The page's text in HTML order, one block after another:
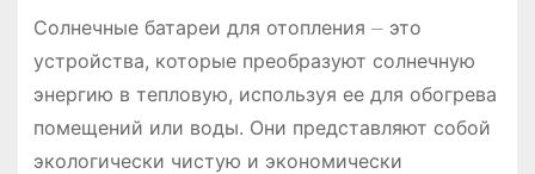
Солнечные батареи для отопления ⏤ это
устройства, которые преобразуют солнечную
энергию в тепловую, используя ее для обогрева
помещений или воды. Они представляют собой
экологически чистую и экономически